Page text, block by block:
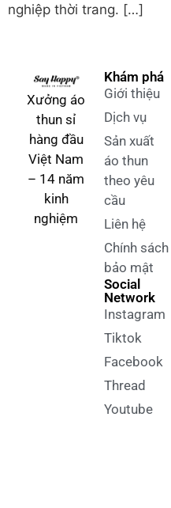
nghiệp thời trang. […]
Xưởng áo
thun sỉ
hàng đầu
Việt Nam
– 14 năm
kinh
nghiệm
Khám phá
Giới thiệu
Dịch vụ
Sản xuất
áo thun
theo yêu
cầu
Liên hệ
Chính sách
bảo mật
Social
Network
Instagram
Tiktok
Facebook
Thread
Youtube